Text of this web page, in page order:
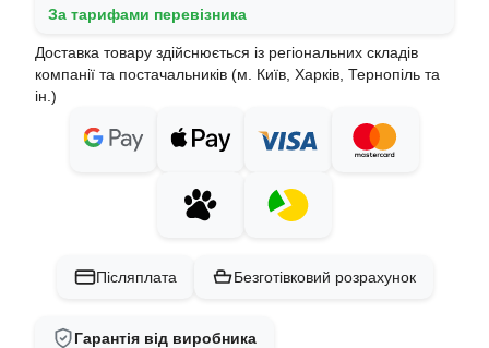
За тарифами перевізника
Доставка товару здійснюється із регіональних складів
компанії та постачальників (м. Київ, Харків, Тернопіль та
ін.)
Післяплата Безготівковий розрахунок
Гарантія від виробника